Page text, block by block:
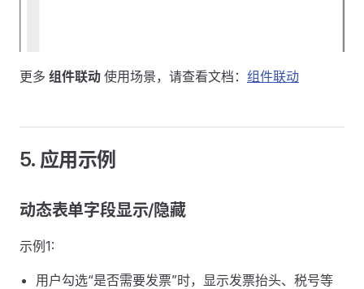
更多 组件联动 使用场景，请查看文档： 组件联动
5. 应用示例
动态表单字段显示/隐藏
示例1:
用户勾选“是否需要发票”时，显示发票抬头、税号等